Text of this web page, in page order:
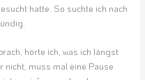
hatte. So suchte ich nach
hörte ich, was ich längst
muss mal eine Pause